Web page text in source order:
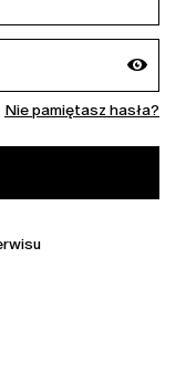
Nie pamiętasz hasła?